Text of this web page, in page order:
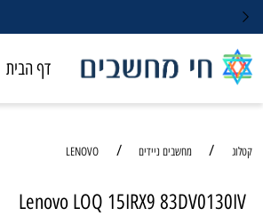
דף הבית
מחשבים ניידים /
LENOVO
Lenovo LOQ 15IRX9